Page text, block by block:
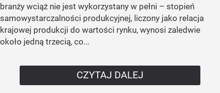
branży wciąż nie jest wykorzystany w pełni – stopień
samowystarczalności produkcyjnej, liczony jako relacja
krajowej produkcji do wartości rynku, wynosi zaledwie
około jedną trzecią, co...
CZYTAJ DALEJ